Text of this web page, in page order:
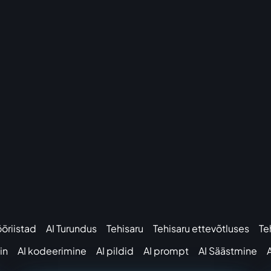
AI Turundus Tehisaru Tehisaru ettevõtluses
AI kodeerimine AI pildid AI prompt AI Säästmine